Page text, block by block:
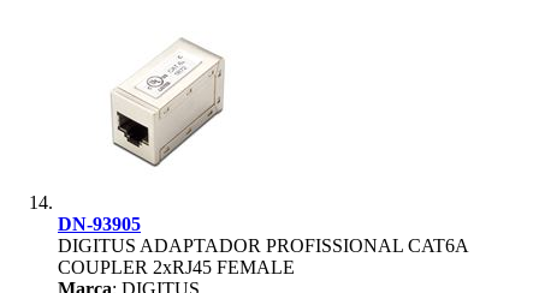
DN-93905
DIGITUS ADAPTADOR PROFISSIONAL CAT6A
COUPLER 2xRJ45 FEMALE
Marca: DIGITUS